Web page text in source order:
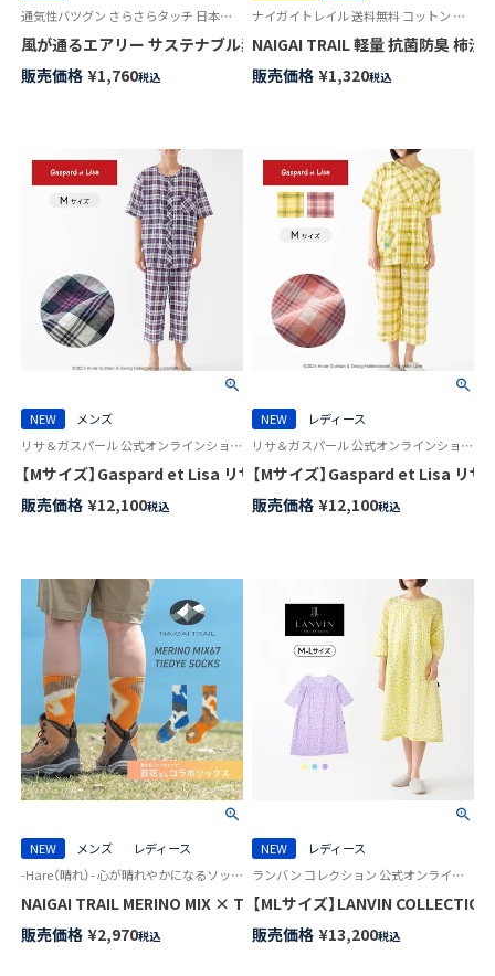
通気性バツグン さらさらタッチ 日本製 婦人 女性 靴下 ナイガイ コンフォート
風が通るエアリー サステナブル素材 ショート丈 ソックス 涼感 メ
販売価格 ¥1,760税込
ナイガイトレイル 送料無料 コットン 柿渋染め タオル スポーツタオル 乾きやすい 小さく畳める アウトドア キャンプ 登山 猛暑対策 グッズ
NAIGAI TRAIL 軽量 抗菌防臭 柿渋
販売価格 ¥1,320税込
NEW
メンズ
リサ＆ガスパール 公式オンラインショップ 紳士 パジャマ
【Mサイズ】Gaspard et Lisa リサとガスパール 軽くて柔らかい 薄
販売価格 ¥12,100税込
NEW
レディース
リサ＆ガスパール 公式オンラインショップ 婦人 パジャマ
【Mサイズ】Gaspard et Lisa リ
販売価格 ¥12,100税込
NEW メンズ
レディース
-Hare（晴れ）- 心が晴れやかになるソックス 登山 メンズ レディース ユニセックス
NAIGAI TRAIL MERINO MIX × TIE DYE 登山系インフルエンサー
販売価格 ¥2,970税込
NEW
レディース
ランバン コレクション 公式オンラインショップ 婦人 パジャマ
【MLサイズ】LANVIN
販売価格 ¥13,200税込